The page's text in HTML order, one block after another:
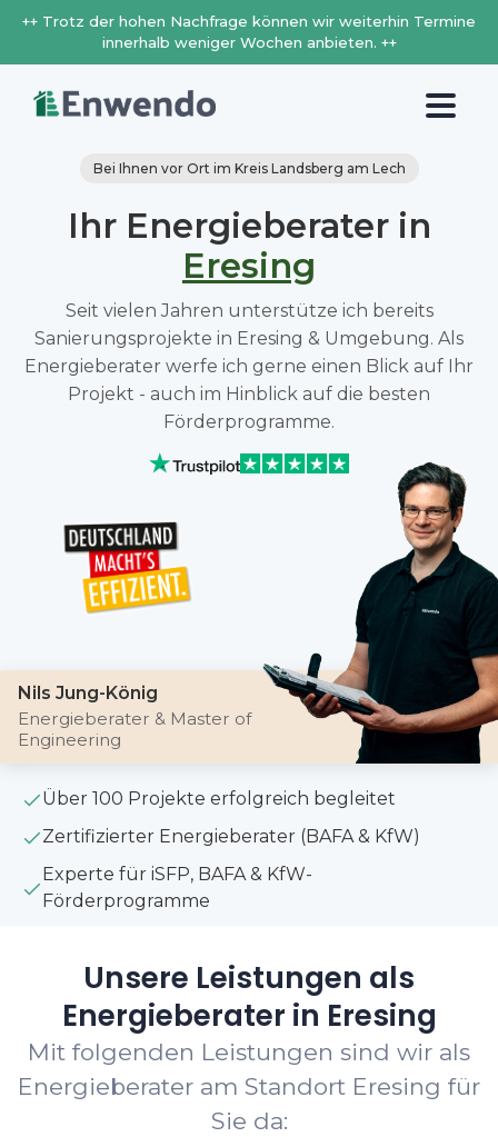
++ Trotz der hohen Nachfrage können wir weiterhin Termine
innerhalb weniger Wochen anbieten. ++
Bei Ihnen vor Ort im Kreis Landsberg am Lech
Ihr Energieberater in
Eresing
Seit vielen Jahren unterstütze ich bereits
Sanierungsprojekte in Eresing & Umgebung. Als
Energieberater werfe ich gerne einen Blick auf Ihr
Projekt - auch im Hinblick auf die besten
Förderprogramme.
Nils Jung-König
Energieberater & Master of
Engineering
Über 100 Projekte erfolgreich begleitet
Zertifizierter Energieberater (BAFA & KfW)
Experte für iSFP, BAFA & KfW-
Förderprogramme
Unsere Leistungen als
Energieberater in Eresing
Mit folgenden Leistungen sind wir als
Energieberater am Standort Eresing für
Sie da: